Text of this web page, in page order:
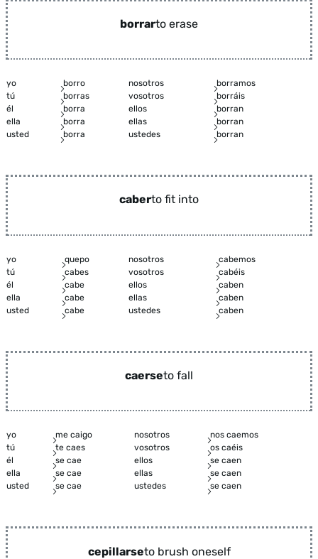
borrarto erase
yo borro nosotros
borramos
tú
borras vosotros
borráis
él
borra ellos
borran
ella
borra ellas
borran
usted
borra ustedes borran
caberto fit into
yo quepo nosotros
cabemos
tú
cabes vosotros
cabéis
él
cabe ellos
caben
ella
cabe ellas
caben
usted
cabe ustedes caben
caerseto fall
yo me caigo nosotros
nos caemos
tú
te caes vosotros
os caéis
él
se cae ellos
se caen
ella
se cae ellas
se caen
usted
se cae ustedes se caen
cepillarseto brush oneself